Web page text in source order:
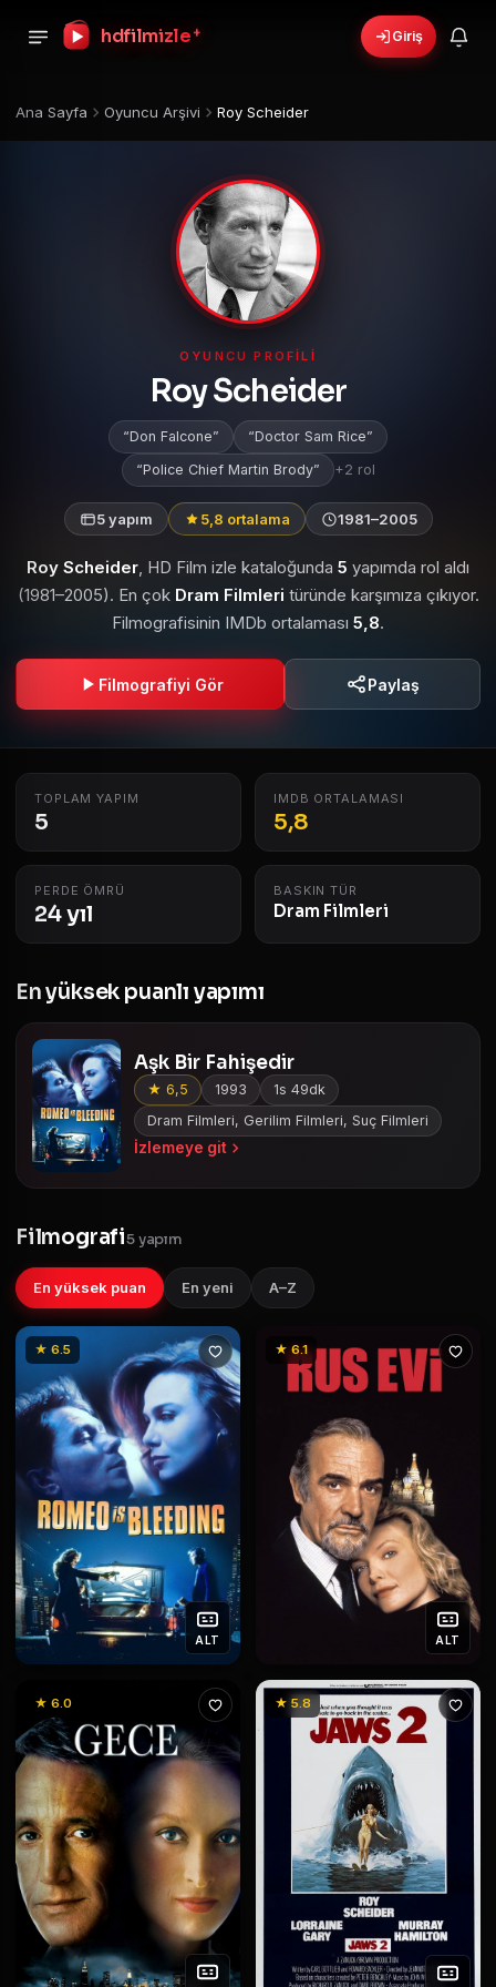
hdfilmizle + Giriş
Ana Sayfa Oyuncu Arşivi Roy Scheider
OYUNCU PROFILI
Roy Scheider
Don Falcone
Doctor Sam Rice
Police Chief Martin Brody
+2 rol
5 yapım 5,8 ortalama 1981–2005
Roy Scheider, HD Film izle kataloğunda 5 yapımda rol aldı
(1981–2005). En çok Dram Filmleri türünde karşımıza çıkıyor.
Filmografisinin IMDb ortalaması 5,8.
Filmografiyi Gör Paylaş
TOPLAM YAPIM
5
IMDB ORTALAMASI
5,8
PERDE ÖMRÜ
24 yıl
BASKIN TÜR
Dram Filmleri
En yüksek puanlı yapımı
Aşk Bir Fahişedir
★ 6,5 1993
1s 49dk
Dram Filmleri, Gerilim Filmleri, Suç Filmleri
İzlemeye git
Filmografi5 yapım
En yüksek puan En yeni A–Z
★ 6.5
ALT
★ 6.1
ALT
★ 6.0 ★ 5.8